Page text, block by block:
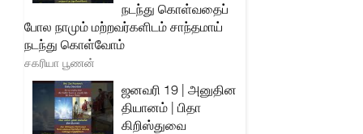
நடந்து கொள்வதைப்
போல நாமும் மற்றவர்களிடம் சாந்தமாய்
நடந்து கொள்வோம்
சகரியா பூணன்
ஜனவரி 19 | அனுதின
தியானம் | பிதா
கிறிஸ்துவை